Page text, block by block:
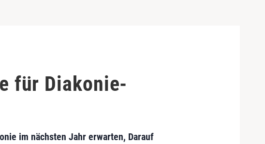
für Diakonie-
im nächsten Jahr erwarten, Darauf